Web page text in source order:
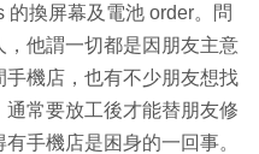
的換屏幕及電池 order。問
他謂一切都是因朋友主意
機店，也有不少朋友想找
常要放工後才能替朋友修
手機店是困身的一回事。